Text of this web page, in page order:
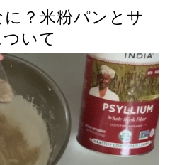
？米粉パンとサ
いて